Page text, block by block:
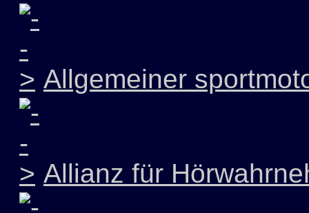
Allgemeiner
Allianz für